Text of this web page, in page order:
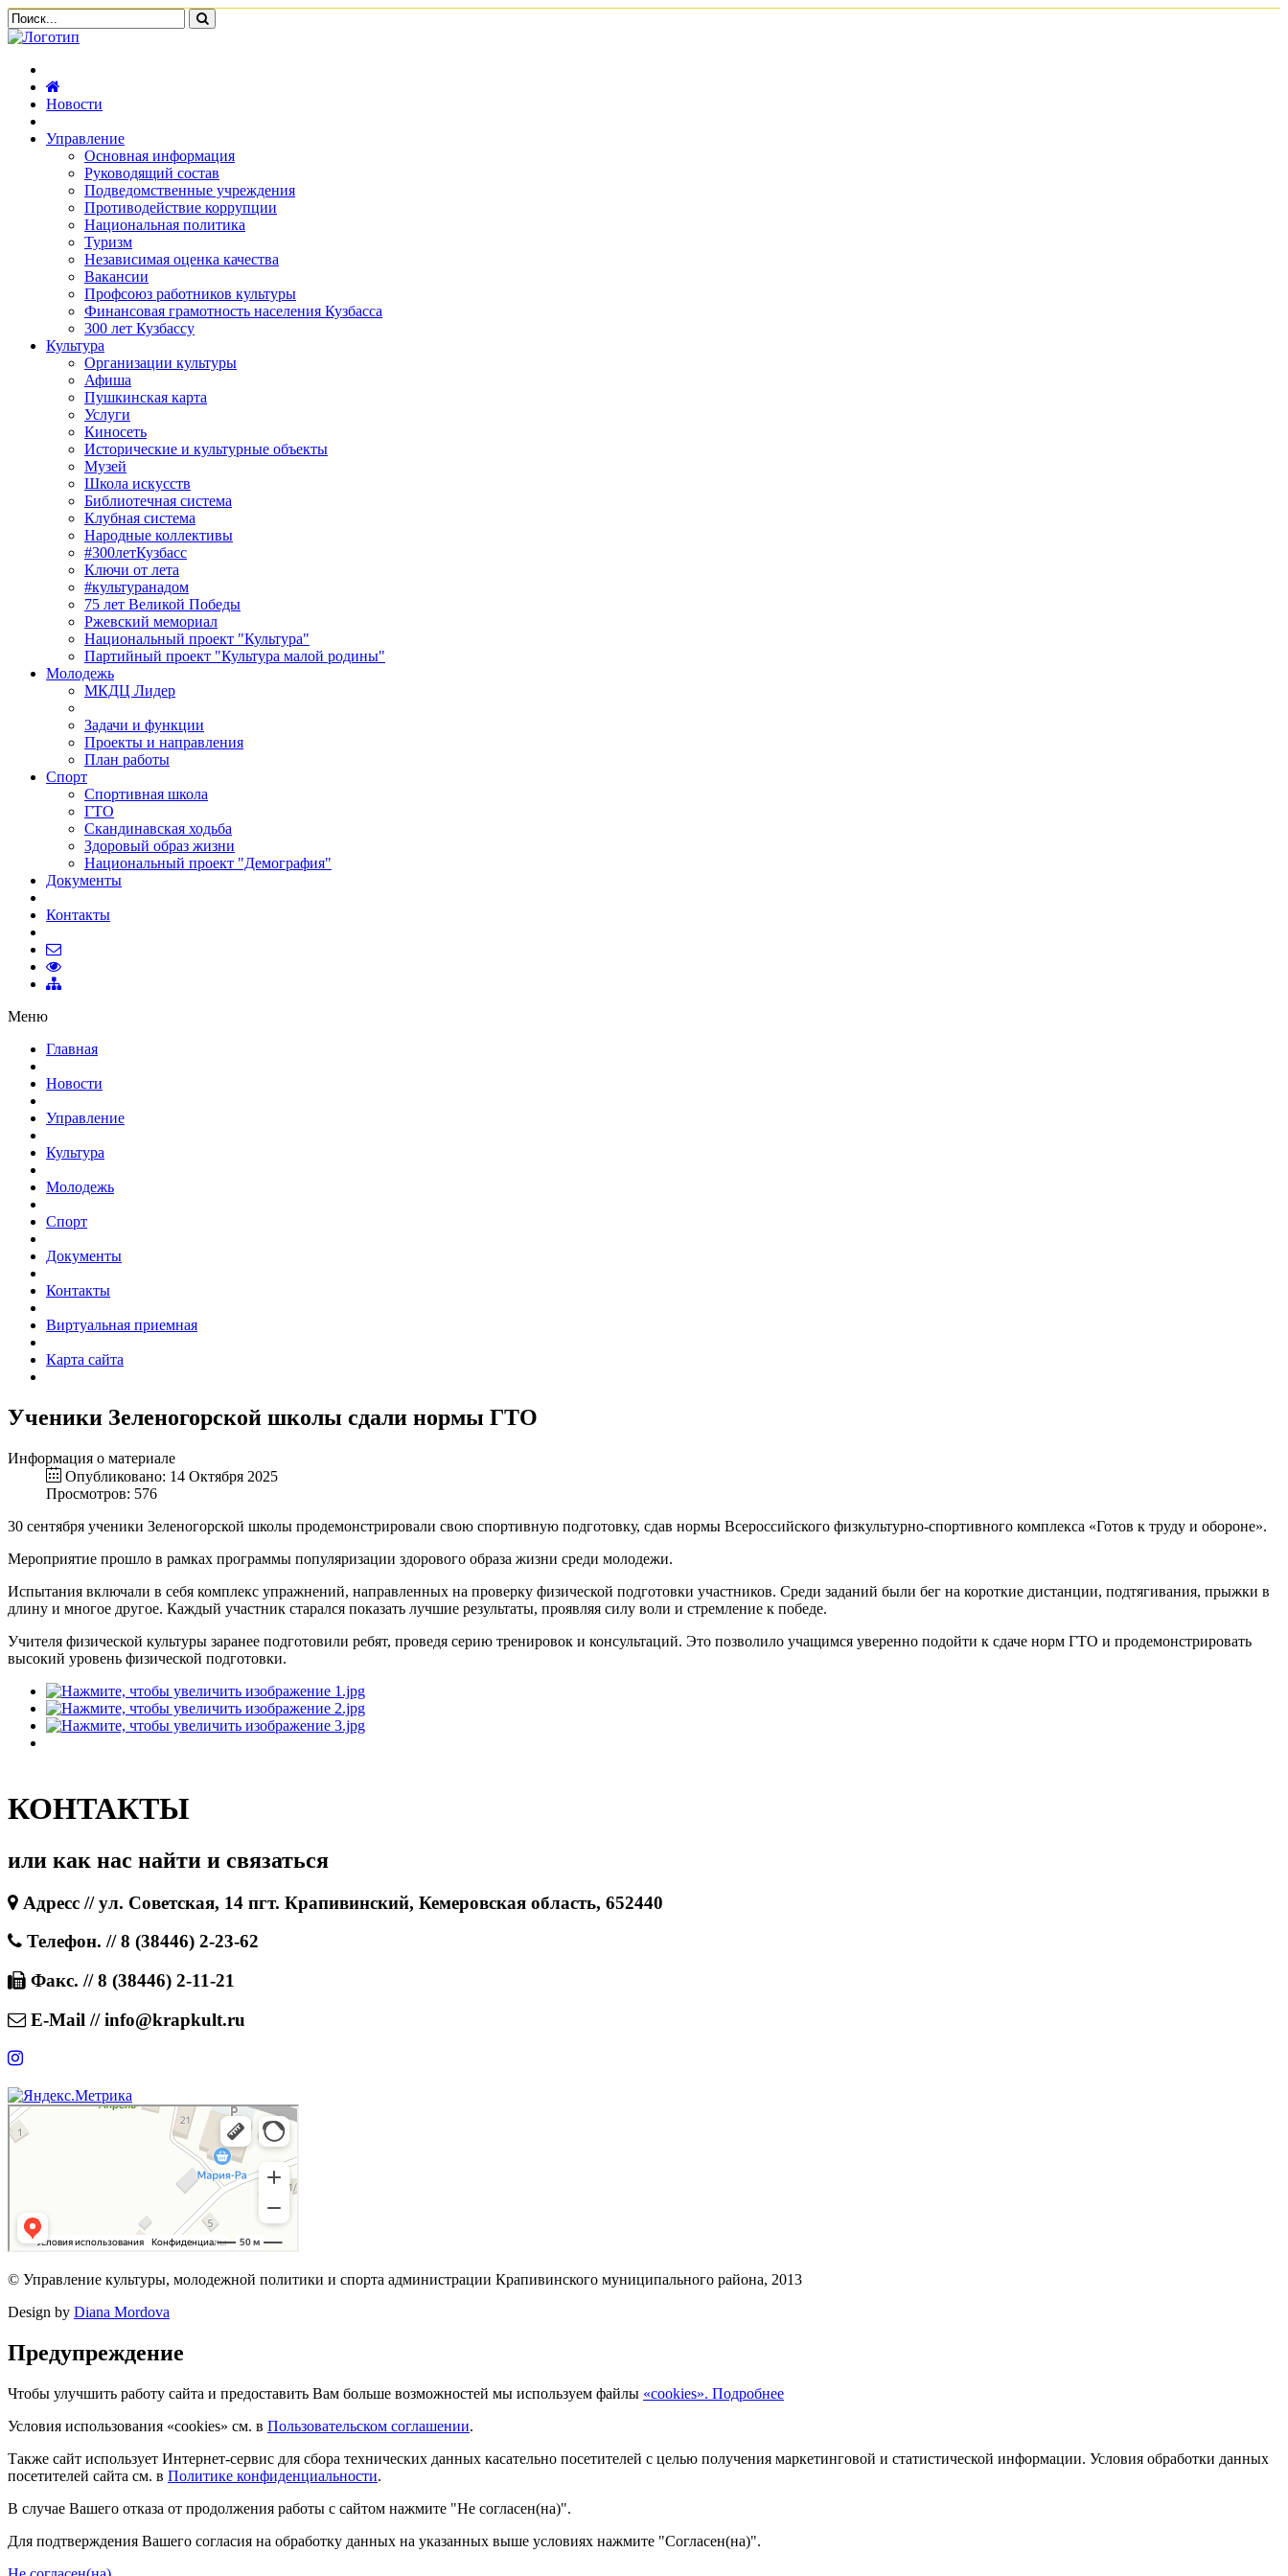
Новости
Управление
Основная информация
Руководящий состав
Подведомственные учреждения
Противодействие коррупции
Национальная политика
Туризм
Независимая оценка качества
Вакансии
Профсоюз работников культуры
Финансовая грамотность населения Кузбасса
300 лет Кузбассу
Культура
Организации культуры
Афиша
Пушкинская карта
Услуги
Киносеть
Исторические и культурные объекты
Музей
Школа искусств
Библиотечная система
Клубная система
Народные коллективы
#300летКузбасс
Ключи от лета
#культуранадом
75 лет Великой Победы
Ржевский мемориал
Национальный проект "Культура"
Партийный проект "Культура малой родины"
Молодежь
МКДЦ Лидер
Задачи и функции
Проекты и направления
План работы
Спорт
Спортивная школа
ГТО
Скандинавская ходьба
Здоровый образ жизни
Национальный проект "Демография"
Документы
Контакты
Меню
Главная
Новости
Управление
Культура
Молодежь
Спорт
Документы
Контакты
Виртуальная приемная
Карта сайта
Ученики Зеленогорской школы сдали нормы ГТО
Информация о материале
Опубликовано: 14 Октября 2025
Просмотров: 576
30 сентября ученики Зеленогорской школы продемонстрировали свою спортивную подготовку, сдав нормы Всероссийского физкультурно-спортивного комплекса «Готов к труду и обороне».
Мероприятие прошло в рамках программы популяризации здорового образа жизни среди молодежи.
Испытания включали в себя комплекс упражнений, направленных на проверку физической подготовки участников. Среди заданий были бег на короткие дистанции, подтягивания, прыжки в
длину и многое другое. Каждый участник старался показать лучшие результаты, проявляя силу воли и стремление к победе.
Учителя физической культуры заранее подготовили ребят, проведя серию тренировок и консультаций. Это позволило учащимся уверенно подойти к сдаче норм ГТО и продемонстрировать
высокий уровень физической подготовки.
КОНТАКТЫ
или как нас найти и связаться
Адресс // ул. Советская, 14 пгт. Крапивинский, Кемеровская область, 652440
Телефон. // 8 (38446) 2-23-62
Факс. // 8 (38446) 2-11-21
E-Mail // info@krapkult.ru
© Управление культуры, молодежной политики и спорта администрации Крапивинского муниципального района, 2013
Design by Diana Mordova
Предупреждение
Чтобы улучшить работу сайта и предоставить Вам больше возможностей мы используем файлы «cookies». Подробнее
Условия использования «cookies» см. в Пользовательском соглашении.
Также сайт использует Интернет-сервис для сбора технических данных касательно посетителей с целью получения маркетинговой и статистической информации. Условия обработки данных
посетителей сайта см. в Политике конфиденциальности.
В случае Вашего отказа от продолжения работы с сайтом нажмите "Не согласен(на)".
Для подтверждения Вашего согласия на обработку данных на указанных выше условиях нажмите "Согласен(на)".